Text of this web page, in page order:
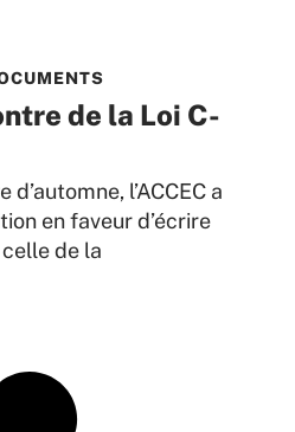
de la Loi C-
l’ACCEC a
en faveur d’écrire
de la